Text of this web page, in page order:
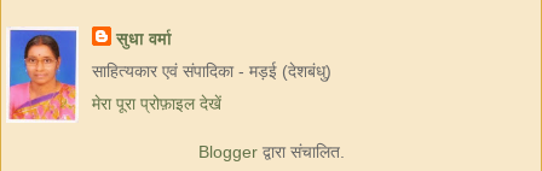
सुधा वर्मा
साहित्यकार एवं संपादिका - मड़ई (देशबंधु)
मेरा पूरा प्रोफ़ाइल देखें
Bloggerद्वारा संचालित.